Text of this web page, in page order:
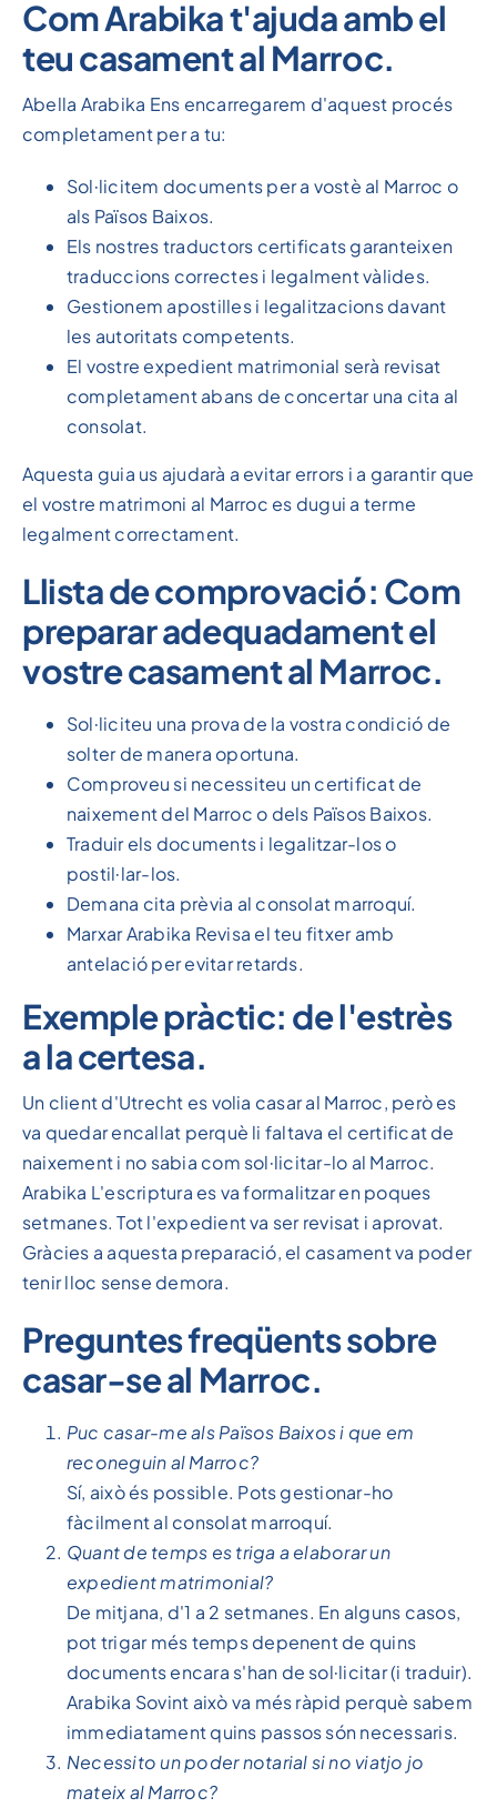
Com Arabika t'ajuda amb el
teu casament al Marroc.
Abella Arabika Ens encarregarem d'aquest procés
completament per a tu:
Sol·licitem documents per a vostè al Marroc o
als Països Baixos.
Els nostres traductors certificats garanteixen
traduccions correctes i legalment vàlides.
Gestionem apostilles i legalitzacions davant
les autoritats competents.
El vostre expedient matrimonial serà revisat
completament abans de concertar una cita al
consolat.
Aquesta guia us ajudarà a evitar errors i a garantir que
el vostre matrimoni al Marroc es dugui a terme
legalment correctament.
Llista de comprovació: Com
preparar adequadament el
vostre casament al Marroc.
Sol·liciteu una prova de la vostra condició de
solter de manera oportuna.
Comproveu si necessiteu un certificat de
naixement del Marroc o dels Països Baixos.
Traduir els documents i legalitzar-los o
postil·lar-los.
Demana cita prèvia al consolat marroquí.
Marxar Arabika Revisa el teu fitxer amb
antelació per evitar retards.
Exemple pràctic: de l'estrès
a la certesa.
Un client d'Utrecht es volia casar al Marroc, però es
va quedar encallat perquè li faltava el certificat de
naixement i no sabia com sol·licitar-lo al Marroc.
Arabika L'escriptura es va formalitzar en poques
setmanes. Tot l'expedient va ser revisat i aprovat.
Gràcies a aquesta preparació, el casament va poder
tenir lloc sense demora.
Preguntes freqüents sobre
casar-se al Marroc.
Puc casar-me als Països Baixos i que em
reconeguin al Marroc?
Sí, això és possible. Pots gestionar-ho
fàcilment al consolat marroquí.
Quant de temps es triga a elaborar un
expedient matrimonial?
De mitjana, d'1 a 2 setmanes. En alguns casos,
pot trigar més temps depenent de quins
documents encara s'han de sol·licitar (i traduir).
Arabika Sovint això va més ràpid perquè sabem
immediatament quins passos són necessaris.
Necessito un poder notarial si no viatjo jo
mateix al Marroc?